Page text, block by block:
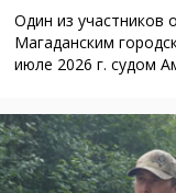
Один из участников
Магаданским
июле 2026 г. судом